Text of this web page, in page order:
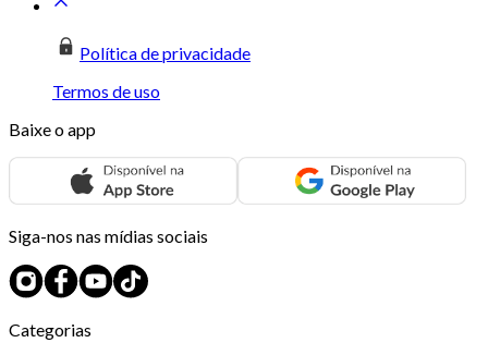
Política de privacidade
Termos de uso
Baixe o app
Siga-nos nas mídias sociais
Categorias